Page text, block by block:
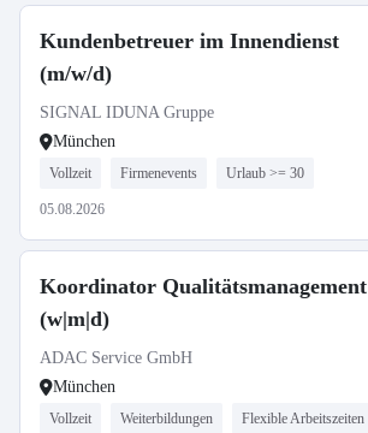
Kundenbetreuer im Innendienst
(m/w/d)
SIGNAL IDUNA Gruppe
München
Vollzeit Firmenevents Urlaub >= 30
05.08.2026
Koordinator Qualitätsmanagement
(w|m|d)
ADAC Service GmbH
München
Vollzeit Weiterbildungen Flexible Arbeitszeiten